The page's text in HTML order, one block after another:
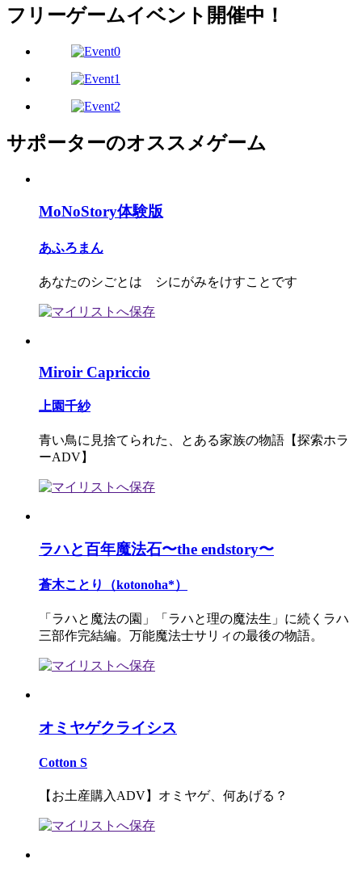
フリーゲームイベント開催中！
サポーターのオススメゲーム
MoNoStory体験版
あふろまん
あなたのシごとは シにがみをけすことです
Miroir Capriccio
上園千紗
青い鳥に見捨てられた、とある家族の物語【探索ホラ
ーADV】
ラハと百年魔法石〜the endstory〜
蒼木ことり（kotonoha*）
「ラハと魔法の園」「ラハと理の魔法生」に続くラハ
三部作完結編。万能魔法士サリィの最後の物語。
オミヤゲクライシス
Cotton S
【お土産購入ADV】オミヤゲ、何あげる？